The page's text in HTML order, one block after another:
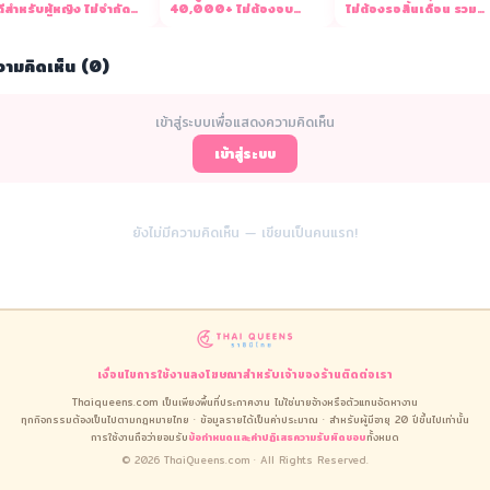
สำหรับผู้หญิง ไม่จำกัด 40,000+ ไม่ต้องจบ ไม่ต้องรอสิ้นเดือน รวม
ามคิดเห็น (0)
เข้าสู่ระบบเพื่อแสดงความคิดเห็น
เข้าสู่ระบบ
ยังไม่มีความคิดเห็น — เขียนเป็นคนแรก!
เงื่อนไขการใช้งานลงโฆษณาสำหรับเจ้าของร้านติดต่อเรา
Thaiqueens.com เป็นเพียงพื้นที่ประกาศงาน ไม่ใช่นายจ้างหรือตัวแทนจัดหางาน
ทุกกิจกรรมต้องเป็นไปตามกฎหมายไทย · ข้อมูลรายได้เป็นค่าประมาณ · สำหรับผู้มีอายุ 20 ปีขึ้นไปเท่านั้น
การใช้งานถือว่ายอมรับข้อกำหนดและคำปฏิเสธความรับผิดชอบทั้งหมด
© 2026 ThaiQueens.com · All Rights Reserved.